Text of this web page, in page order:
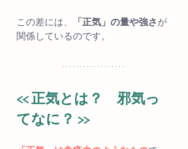
この差には、 「正気」の量や強さが
関係しているのです。
<< 正気とは？　邪気っ
てなに？ >>